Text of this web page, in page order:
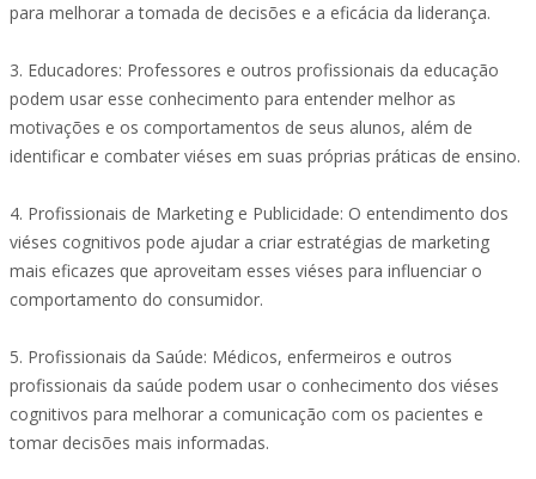
para melhorar a tomada de decisões e a eficácia da liderança.
3. Educadores: Professores e outros profissionais da educação
podem usar esse conhecimento para entender melhor as
motivações e os comportamentos de seus alunos, além de
identificar e combater viéses em suas próprias práticas de ensino.
4. Profissionais de Marketing e Publicidade: O entendimento dos
viéses cognitivos pode ajudar a criar estratégias de marketing
mais eficazes que aproveitam esses viéses para influenciar o
comportamento do consumidor.
5. Profissionais da Saúde: Médicos, enfermeiros e outros
profissionais da saúde podem usar o conhecimento dos viéses
cognitivos para melhorar a comunicação com os pacientes e
tomar decisões mais informadas.